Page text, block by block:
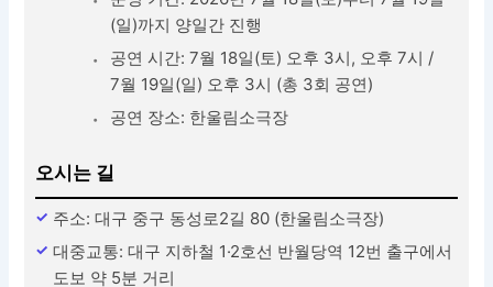
(일)까지 양일간 진행
공연 시간: 7월 18일(토) 오후 3시, 오후 7시 /
7월 19일(일) 오후 3시 (총 3회 공연)
공연 장소: 한울림소극장
오시는 길
주소: 대구 중구 동성로2길 80 (한울림소극장)
대중교통: 대구 지하철 1·2호선 반월당역 12번 출구에서
도보 약 5분 거리